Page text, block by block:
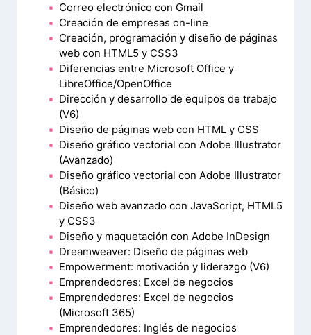
Correo electrónico con Gmail
Creación de empresas on-line
Creación, programación y diseño de páginas
web con HTML5 y CSS3
Diferencias entre Microsoft Office y
LibreOffice/OpenOffice
Dirección y desarrollo de equipos de trabajo
(V6)
Diseño de páginas web con HTML y CSS
Diseño gráfico vectorial con Adobe Illustrator
(Avanzado)
Diseño gráfico vectorial con Adobe Illustrator
(Básico)
Diseño web avanzado con JavaScript, HTML5
y CSS3
Diseño y maquetación con Adobe InDesign
Dreamweaver: Diseño de páginas web
Empowerment: motivación y liderazgo (V6)
Emprendedores: Excel de negocios
Emprendedores: Excel de negocios
(Microsoft 365)
Emprendedores: Inglés de negocios